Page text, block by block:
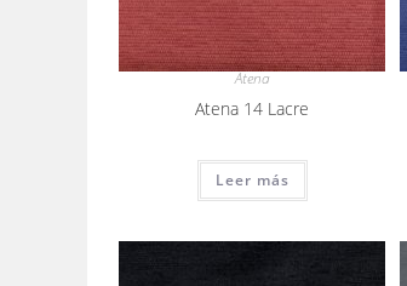
Atena
Atena 14 Lacre
Leer más